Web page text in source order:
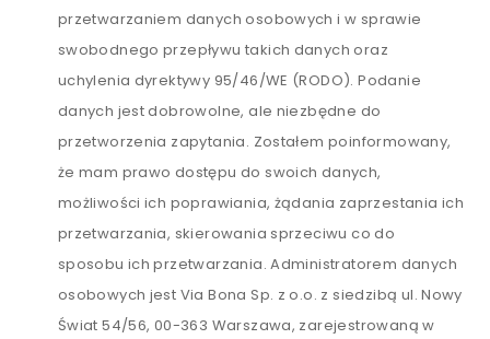
przetwarzaniem danych osobowych i w sprawie
swobodnego przepływu takich danych oraz
uchylenia dyrektywy 95/46/WE (RODO). Podanie
danych jest dobrowolne, ale niezbędne do
przetworzenia zapytania. Zostałem poinformowany,
że mam prawo dostępu do swoich danych,
możliwości ich poprawiania, żądania zaprzestania ich
przetwarzania, skierowania sprzeciwu co do
sposobu ich przetwarzania. Administratorem danych
osobowych jest Via Bona Sp. z o.o. z siedzibą ul. Nowy
Świat 54/56, 00-363 Warszawa, zarejestrowaną w